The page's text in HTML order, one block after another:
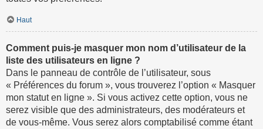
Haut
Comment puis-je masquer mon nom d’utilisateur de la
liste des utilisateurs en ligne ?
Dans le panneau de contrôle de l’utilisateur, sous
« Préférences du forum », vous trouverez l’option « Masquer
mon statut en ligne ». Si vous activez cette option, vous ne
serez visible que des administrateurs, des modérateurs et
de vous-même. Vous serez alors comptabilisé comme étant